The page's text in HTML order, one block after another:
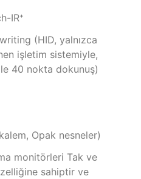
IR⁺
(HID, yalnızca
işletim sistemiyle,
40 nokta dokunuş)
Opak nesneler)
monitörleri Tak ve
sahiptir ve